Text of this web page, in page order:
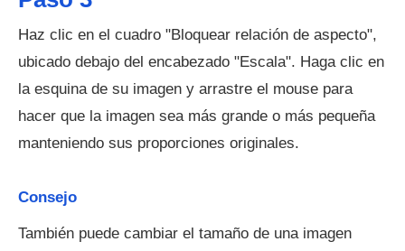
Haz clic en el cuadro "Bloquear relación de aspecto",
ubicado debajo del encabezado "Escala". Haga clic en
la esquina de su imagen y arrastre el mouse para
hacer que la imagen sea más grande o más pequeña
manteniendo sus proporciones originales.
Consejo
También puede cambiar el tamaño de una imagen